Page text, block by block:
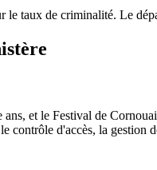
le taux de criminalité. Le
et le Festival de
contrôle d'accès, la